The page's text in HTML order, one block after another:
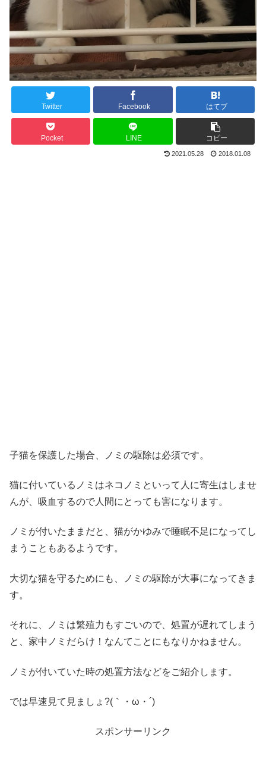
Twitter Facebook はてブ
Pocket LINE コピー
2021.05.28 2018.01.08
子猫を保護した場合、ノミの駆除は必須です。
猫に付いているノミはネコノミといって人に寄生はしませ
んが、吸血するので人間にとっても害になります。
ノミが付いたままだと、猫がかゆみで睡眠不足になってし
まうこともあるようです。
大切な猫を守るためにも、ノミの駆除が大事になってきま
す。
それに、ノミは繁殖力もすごいので、処置が遅れてしまう
と、家中ノミだらけ！なんてことにもなりかねません。
ノミが付いていた時の処置方法などをご紹介します。
では早速見て見ましょ?(｀・ω・´)
スポンサーリンク